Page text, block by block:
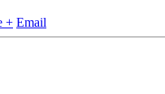
+ Email